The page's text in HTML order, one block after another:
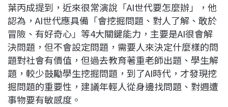
葉丙成提到，近來很常演說「AI世代要怎麼辦」，他
認為，AI世代應具備「會挖掘問題、對人了解、敢於
冒險、有好奇心」等4大關鍵能力，主要是AI很會解
決問題，但不會設定問題，需要人來決定什麼樣的問
題對社會有價值，但過去教育著重老師出題、學生解
題，較少鼓勵學生挖掘問題，到了AI時代，才發現挖
掘問題的重要性，建議年輕人從身邊找問題、對週遭
事物要有敏感度。